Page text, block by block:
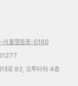
울영등포-0160
대로 83, 오투타워 4층